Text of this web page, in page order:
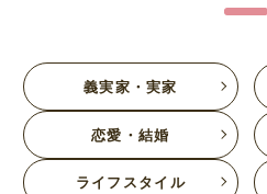
義実家・実家
恋愛・結婚
ライフスタイル